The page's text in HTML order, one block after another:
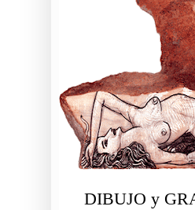
DIBUJO y